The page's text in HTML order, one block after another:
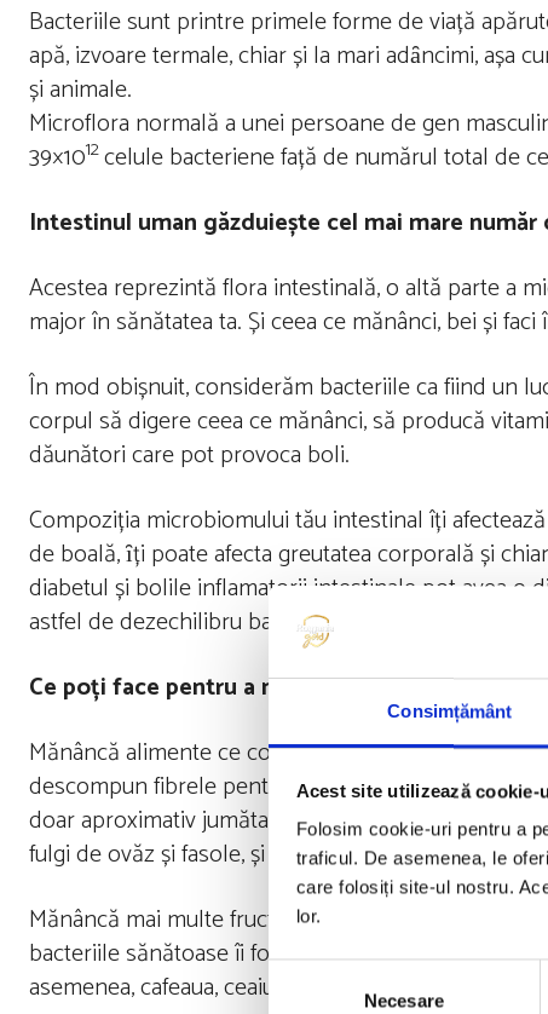
Consimțământ
Acest site utilizează cookie-
Folosim cookie-uri pentru a
traficul. De asemenea, le
care folosiți site-ul nostru.
lor.
consimțământului
Necesare
Bacteriile sunt printre primele forme de viață
apă, izvoare termale, chiar și la mari adȃncimi, așa
și animale.
Microflora normală a unei persoane de gen
39×1012celule bacteriene față de numărul total de
Intestinul uman găzduiește cel mai mare
Acestea reprezintă flora intestinală, o altă parte a
major în sănătatea ta. Și ceea ce mănânci, bei și
În mod obișnuit, considerăm bacteriile ca fiind un
corpul să digere ceea ce mănânci, să producă
dăunători care pot provoca boli.
Compoziția microbiomului tău intestinal îți
de boală, ȋți poate afecta greutatea corporală și
diabetul și bolile inflamatorii intestinale pot avea o
astfel de dezechilibru bacterian, numit disbioză
Ce poți face pentru a maximiza sănătatea
Mănâncă alimente ce conțin fibre: corpul tău nu
descompun fibrele pentru a le folosi ca
doar aproximativ jumătate din fibrele de care au
fulgi de ovăz și fasole, și schimbați pâinea și
Mănâncă mai multe fructe și legume: sunt bogate
bacteriile sănătoase îi folosesc ca hrană. Boabele,
asemenea, cafeaua, ceaiul și ciocolata neagră!